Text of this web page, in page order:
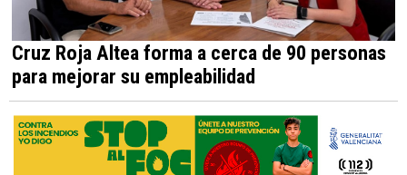
Cruz Roja Altea forma a cerca de 90 personas
para mejorar su empleabilidad